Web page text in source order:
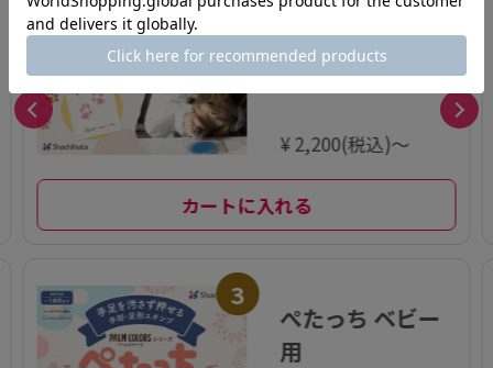
¥ 2,200(税込)～
カートに入れる
3
ぺたっち ベビー
用